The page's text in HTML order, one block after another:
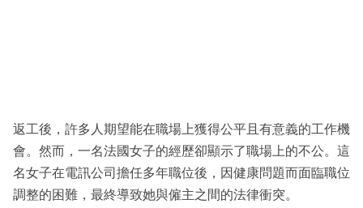
區
返工後，許多人期望能在職場上獲得公平且有意義的工作機
會。然而，一名法國女子的經歷卻顯示了職場上的不公。這
名女子在電訊公司擔任多年職位後，因健康問題而面臨職位
調整的困難，最終導致她與僱主之間的法律衝突。